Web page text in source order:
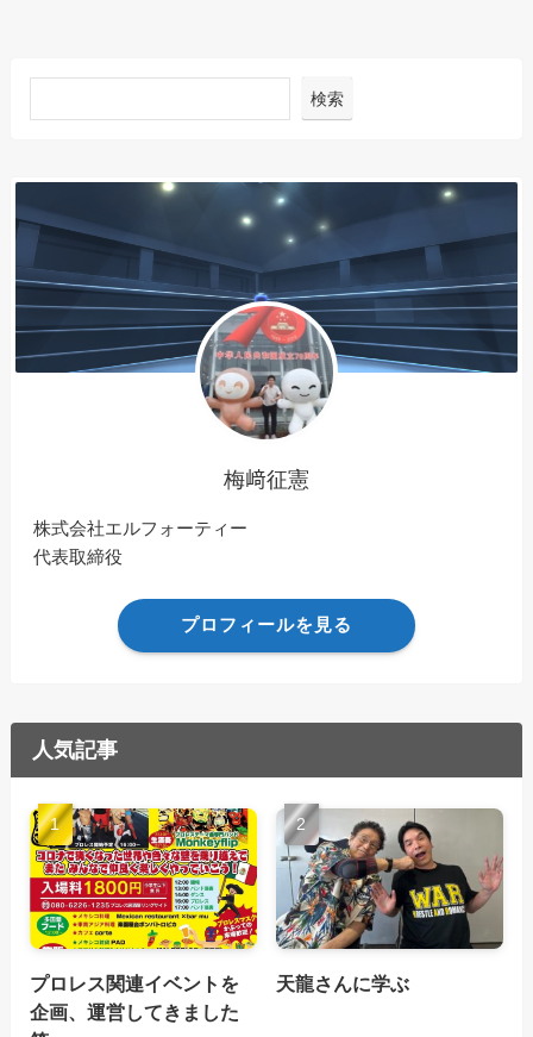
検索
梅﨑征憲
株式会社エルフォーティー
代表取締役
プロフィールを見る
人気記事
プロレス関連イベントを
企画、運営してきました
天龍さんに学ぶ